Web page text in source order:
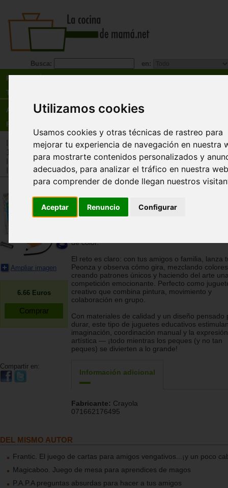
Utilizamos cookies
Usamos cookies y otras técnicas de rastreo para
mejorar tu experiencia de navegación en nuestra
para mostrarte contenidos personalizados y
adecuados, para analizar el tráfico en nuestra
para comprender de donde llegan nuestros
Aceptar Renuncio Configurar
Busca: en:
Recetas
Tienda
Actualidad
Registro
>Tienda>Juguetes infantiles>Juguetes por edad>
12 años
>Tienda>Juguetes infantiles>Juguetes por tipo >
>Tienda>Juguetes infantiles>Juguetes por tipo>
Ampliar imagen
6.66 Euros
Compartir en:
Pinta peonzas (Colourwhirls)
Mercurio
de color.
El reto es claro: con tus amigos o familia, lanza
Peonza y observa cómo gira, mezclando
creando patrones únicos y haciendo del arte
competición emocionante. Perfecto como
creativo que combina pintura, movimiento y
colaboración en grupo.
Con materiales de calidad y un diseño pensado
durar, este tipo de juguetes educativos
imaginación, coordinación manual y la expresión
artística — ¡todo mientras los peques (y no tan
peques) se divierten a lo grande!
Información adicional
Fabricante: Crayola
071662176495
DEL MISMO AUTOR
Frantic. El juego de cartas para amigos vengativos...¡y un poco
Magicaboo. Juego de mesa para aprendices de magos
P.A.P.A preguntas absurdas para hacer a tus amigos